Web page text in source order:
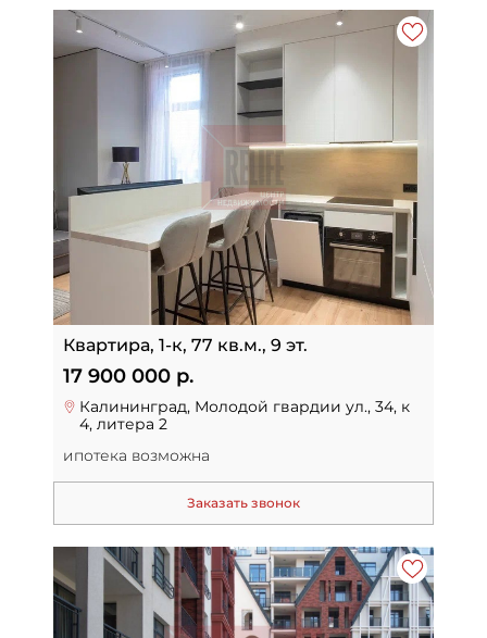
Квартира, 1-к, 77 кв.м., 9 эт.
17 900 000 р.
Калининград, Молодой гвардии ул., 34, к
4, литера 2
ипотека возможна
Заказать звонок